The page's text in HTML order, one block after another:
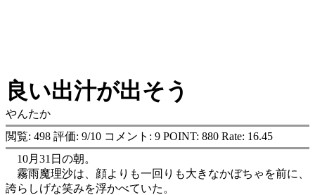
良い出汁が出そう
やんたか
閲覧: 498 評価: 9/10 コメント: 9 POINT: 880 Rate: 16.45
10月31日の朝。
霧雨魔理沙は、顔よりも一回りも大きなかぼちゃを前に、
誇らしげな笑みを浮かべていた。